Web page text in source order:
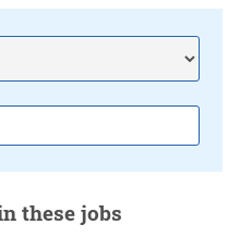
these jobs